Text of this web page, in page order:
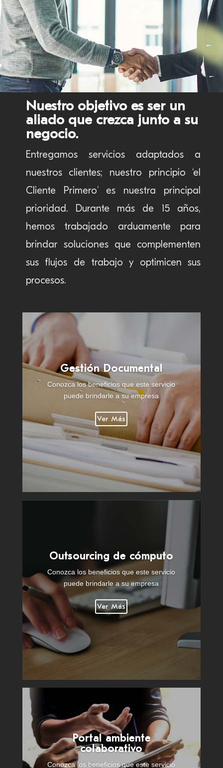
Nuestro objetivo es ser un
aliado que crezca junto a su
negocio.
Entregamos servicios adaptados a
nuestros clientes; nuestro principio ‘el
Cliente Primero’ es nuestra principal
prioridad. Durante más de 15 años,
hemos trabajado arduamente para
brindar soluciones que complementen
sus flujos de trabajo y optimicen sus
procesos.
Gestión Documental
Conozca los beneficios que este servicio
puede brindarle a su empresa
Ver Más
Outsourcing de cómputo
Conozca los beneficios que este servicio
puede brindarle a su empresa
Ver Más
Portal ambiente
colaborativo
Conozca los beneficios que este servicio